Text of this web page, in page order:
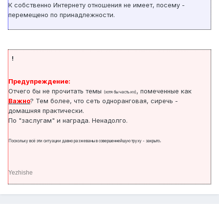
К собственно Интернету отношения не имеет, посему -
перемещено по принадлежности.
!
Предупреждение:
Отчего бы не прочитать темы (хотя бы часть их) , помеченные как
Важно? Тем более, что сеть одноранговая, сиречь -
домашняя практически.
По "заслугам" и награда. Ненадолго.
Поскольку всё эти ситуации давно разжеваны в совершеннейшую труху - закрыто.
Yezhishe